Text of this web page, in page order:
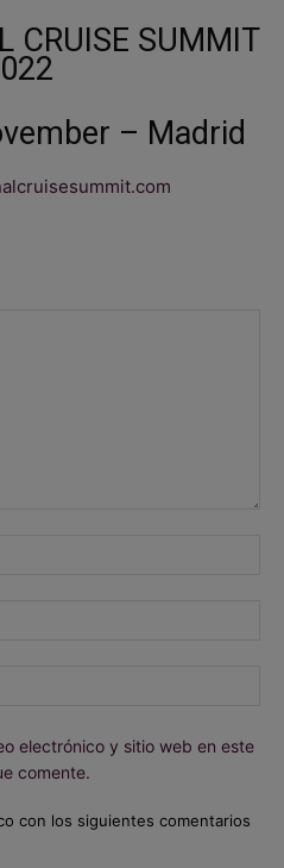
CRUISE SUMMIT
– Madrid
electrónico y sitio web en este
comente.
con los siguientes comentarios